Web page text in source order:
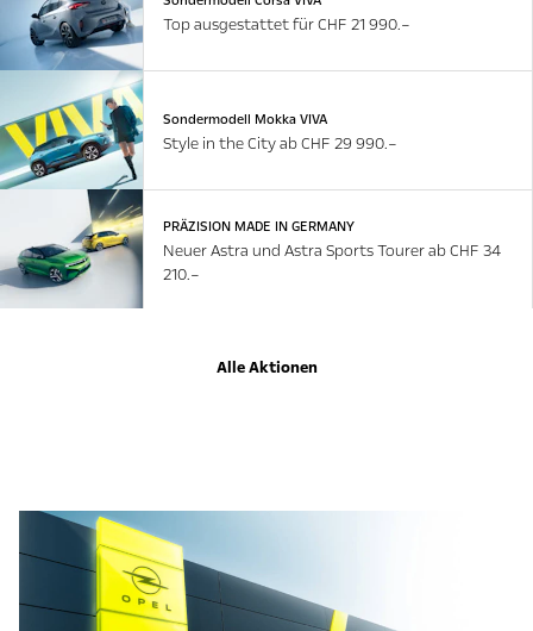
Top ausgestattet für CHF 21 990.–
Sondermodell Mokka VIVA
Style in the City ab CHF 29 990.–
PRÄZISION MADE IN GERMANY
Neuer Astra und Astra Sports Tourer ab CHF 34
210.–
Alle Aktionen